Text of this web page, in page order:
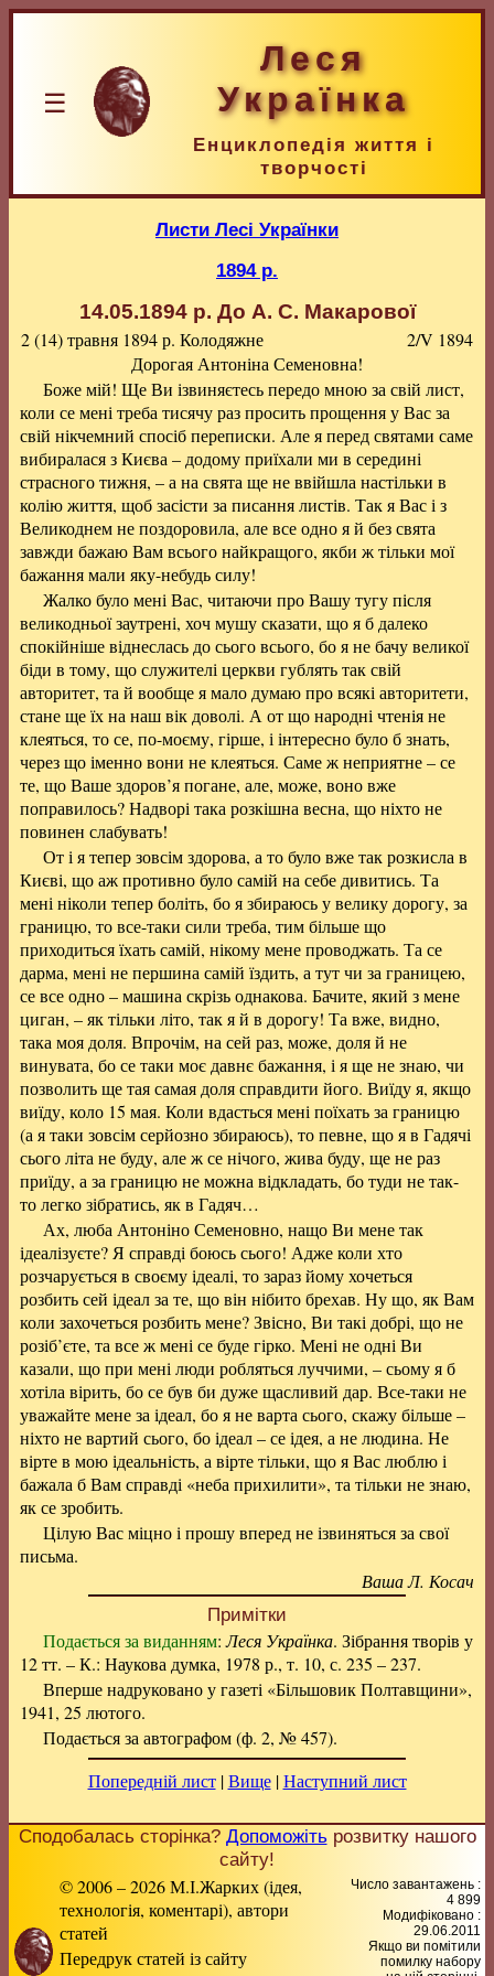
☰
Леся
Українка
Енциклопедія життя і
творчості
Листи Лесі Українки
1894 р.
14.05.1894 р. До А. С. Макарової
2 (14) травня 1894 р. Колодяжне
2/V 1894
Дорогая Антоніна Семеновна!
Боже мій! Ще Ви ізвиняєтесь передо мною за свій лист,
коли се мені треба тисячу раз просить прощення у Вас за
свій нікчемний спосіб переписки. Але я перед святами саме
вибиралася з Києва – додому приїхали ми в середині
страсного тижня, – а на свята ще не ввійшла настільки в
колію життя, щоб засісти за писання листів. Так я Вас і з
Великоднем не поздоровила, але все одно я й без свята
завжди бажаю Вам всього найкращого, якби ж тільки мої
бажання мали яку-небудь силу!
Жалко було мені Вас, читаючи про Вашу тугу після
великодньої заутрені, хоч мушу сказати, що я б далеко
спокійніше віднеслась до сього всього, бо я не бачу великої
біди в тому, що служителі церкви гублять так свій
авторитет, та й вообще я мало думаю про всякі авторитети,
стане ще їх на наш вік доволі. А от що народні чтенія не
клеяться, то се, по-моєму, гірше, і інтересно було б знать,
через що іменно вони не клеяться. Саме ж неприятне – се
те, що Ваше здоров’я погане, але, може, воно вже
поправилось? Надворі така розкішна весна, що ніхто не
повинен слабувать!
От і я тепер зовсім здорова, а то було вже так розкисла в
Києві, що аж противно було самій на себе дивитись. Та
мені ніколи тепер боліть, бо я збираюсь у велику дорогу, за
границю, то все-таки сили треба, тим більше що
приходиться їхать самій, нікому мене проводжать. Та се
дарма, мені не першина самій їздить, а тут чи за границею,
се все одно – машина скрізь однакова. Бачите, який з мене
циган, – як тільки літо, так я й в дорогу! Та вже, видно,
така моя доля. Впрочім, на сей раз, може, доля й не
винувата, бо се таки моє давнє бажання, і я ще не знаю, чи
позволить ще тая самая доля справдити його. Виїду я, якщо
виїду, коло 15 мая. Коли вдасться мені поїхать за границю
(а я таки зовсім серйозно збираюсь), то певне, що я в Гадячі
сього літа не буду, але ж се нічого, жива буду, ще не раз
приїду, а за границю не можна відкладать, бо туди не так-
то легко зібратись, як в Гадяч…
Ах, люба Антоніно Семеновно, нащо Ви мене так
ідеалізуєте? Я справді боюсь сього! Адже коли хто
розчарується в своєму ідеалі, то зараз йому хочеться
розбить сей ідеал за те, що він нібито брехав. Ну що, як Вам
коли захочеться розбить мене? Звісно, Ви такі добрі, що не
розіб’єте, та все ж мені се буде гірко. Мені не одні Ви
казали, що при мені люди робляться луччими, – сьому я б
хотіла вірить, бо се був би дуже щасливий дар. Все-таки не
уважайте мене за ідеал, бо я не варта сього, скажу більше –
ніхто не вартий сього, бо ідеал – се ідея, а не людина. Не
вірте в мою ідеальність, а вірте тільки, що я Вас люблю і
бажала б Вам справді «неба прихилити», та тільки не знаю,
як се зробить.
Цілую Вас міцно і прошу вперед не ізвиняться за свої
письма.
Ваша Л. Косач
Примітки
Подається за виданням:Леся Українка. Зібрання творів у
12 тт. – К.: Наукова думка, 1978 р., т. 10, с. 235 – 237.
Вперше надруковано у газеті «Більшовик Полтавщини»,
1941, 25 лютого.
Подається за автографом (ф. 2, № 457).
Попередній лист|Вище|Наступний лист
Сподобалась сторінка? Допоможітьрозвитку нашого
сайту!
© 2006 – 2026 М.І.Жарких (ідея,
технологія, коментарі), автори
статей
Передрук статей із сайту
Число завантажень :
4 899
Модифіковано :
29.06.2011
Якщо ви помітили
помилку набору